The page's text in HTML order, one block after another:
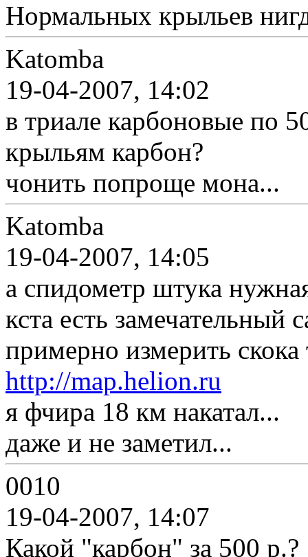
Нормальных крыльев
Katomba
19-04-2007, 14:02
в триале карбоновые по
крыльям карбон?
чонить попроще мона...
Katomba
19-04-2007, 14:05
а спидометр штука
кста есть замечательный
примерно измерить
http://map.helion.ru
я фчира 18 км накатал...
даже и не заметил...
0010
19-04-2007, 14:07
Какой "карбон" за 500 р.?